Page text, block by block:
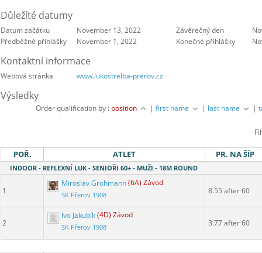
Adresa závodu
Důležíté datumy
Datum začátku November 13, 2022 Závěrečný den
Předběžné přihlášky
November 1, 2022 Konečné přihlášky
Kontaktní informace
Webová stránka www.lukostrelba-prerov.cz
Výsledky
Order qualification by : position |first name | last name |
POŘ. ATLET PR. NA ŠÍP
INDOOR - REFLEXNÍ LUK - SENIOŘI 60+ - MUŽI - 18M ROUND
1
Miroslav Grohmann(6A) Závod
SK Přerov 1908 8.55 after 60
2
Ivo Jakubík(4D) Závod
SK Přerov 1908 3.77 after 60